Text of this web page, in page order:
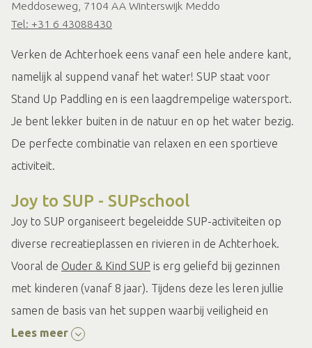
Meddoseweg, 7104 AA Winterswijk Meddo
Tel: +31 6 43088430
Verken de Achterhoek eens vanaf een hele andere kant,
namelijk al suppend vanaf het water! SUP staat voor
Stand Up Paddling en is een laagdrempelige watersport.
Je bent lekker buiten in de natuur en op het water bezig.
De perfecte combinatie van relaxen en een sportieve
activiteit.
Joy to SUP - SUPschool
Joy to SUP organiseert begeleidde SUP-activiteiten op
diverse recreatieplassen en rivieren in de Achterhoek.
Vooral de Ouder & Kind SUP is erg geliefd bij gezinnen
met kinderen (vanaf 8 jaar). Tijdens deze les leren jullie
samen de basis van het suppen waarbij veiligheid en
plezier natuurlijk voorop staan. Ook een
Lees meer